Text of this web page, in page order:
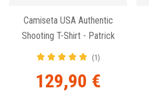
Camiseta USA Authentic
Shooting T-Shirt - Patrick
Ewing - Dream Team.
(1)
129,90 €